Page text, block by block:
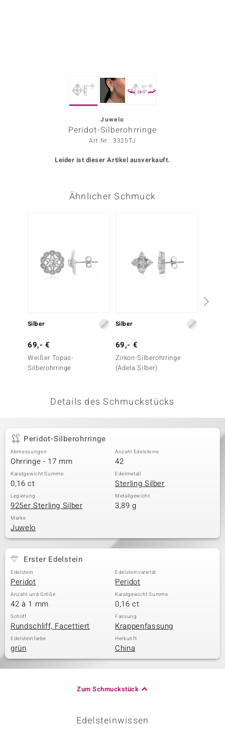
BY DE MELO
Classics
360°
Juwelo
Peridot-Silberohrringe
Art.Nr.: 3325TJ
Leider ist dieser Artikel ausverkauft.
Ähnlicher Schmuck
Silber
69,- €
Weißer Topas-
Silberohrringe
Silber
69,- €
Zirkon-Silberohrringe
(Adela Silber)
Details des Schmuckstücks
Peridot-Silberohrringe
Abmessungen
Ohrringe - 17 mm
Anzahl Edelsteine
42
Karatgewicht Summe
0,16 ct
Edelmetall
Sterling Silber
Legierung
925er Sterling Silber
Metallgewicht
3,89 g
Marke
Juwelo
Erster Edelstein
Edelstein
Peridot
Edelsteinvarietät
Peridot
Anzahl und Größe
42 à 1 mm
Karatgewicht Summe
0,16 ct
Schliff
Rundschliff, Facettiert
Fassung
Krappenfassung
Edelsteinfarbe
grün
Herkunft
China
Zum Schmuckstück
Edelsteinwissen